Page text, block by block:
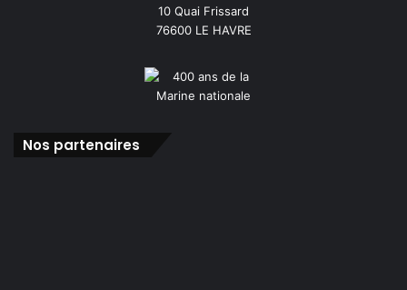
10 Quai Frissard
76600 LE HAVRE
Nos partenaires